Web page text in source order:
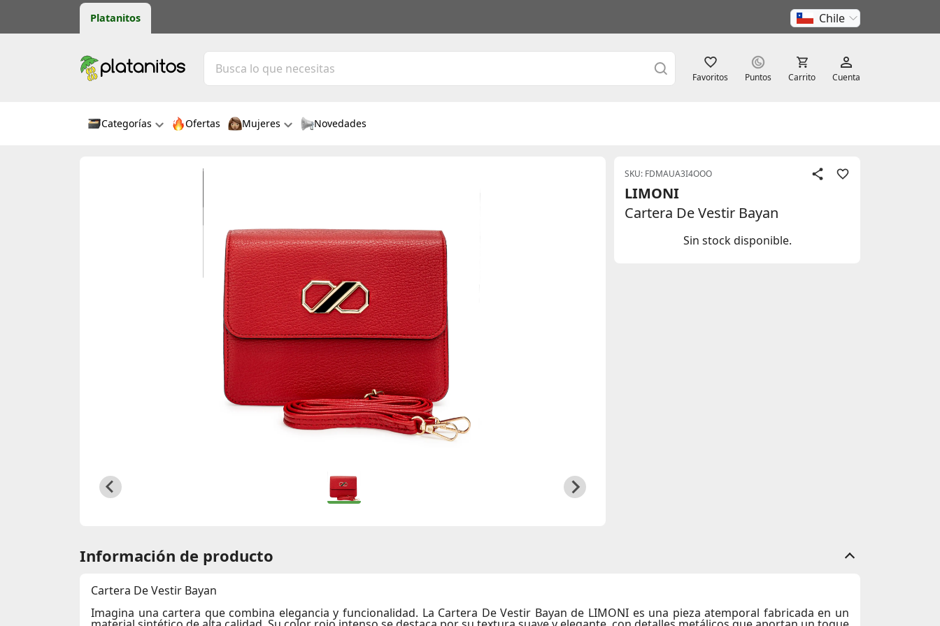
Platanitos Chile
Favoritos Puntos Carrito Cuenta
Categorías Ofertas Mujeres Novedades
SKU: FDMAUA3I4OOO
LIMONI
Cartera De Vestir Bayan
Sin stock disponible.
Información de producto
Cartera De Vestir Bayan
Imagina una cartera que combina elegancia y funcionalidad. La Cartera De Vestir Bayan de LIMONI es una pieza atemporal fabricada en un